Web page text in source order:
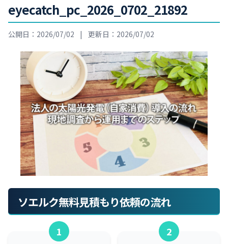
eyecatch_pc_2026_0702_21892
公開日：2026/07/02 | 更新日：2026/07/02
ソエルク無料見積もり依頼の流れ
1 2